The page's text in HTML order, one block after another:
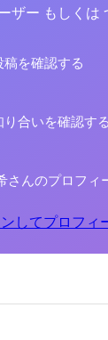
ザー もしく
稿を確認する
り合いを確認する
さんのプロフィ
してプロフィ